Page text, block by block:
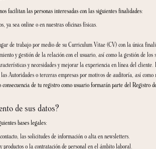
a proporcionar:
a un lugar de trabajo.
compartir con nosotros.
del formulario de registro para acceder y
en las que se soliciten datos carácter personal.